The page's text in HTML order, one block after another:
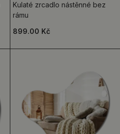
Kulaté zrcadlo nástěnné bez
rámu
899.00 Kč